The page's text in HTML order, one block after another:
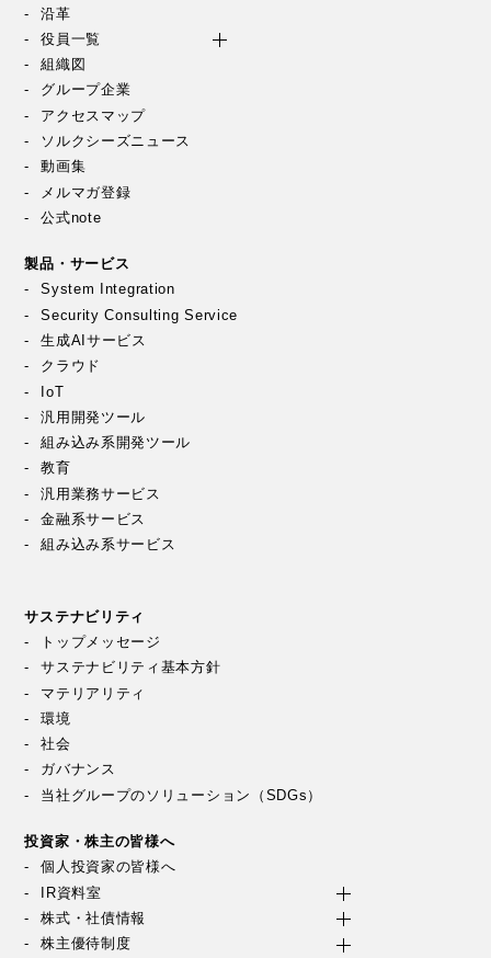
沿革
役員一覧
組織図
グループ企業
アクセスマップ
ソルクシーズニュース
動画集
メルマガ登録
公式note
製品・サービス
System Integration
Security Consulting Service
生成AIサービス
クラウド
IoT
汎用開発ツール
組み込み系開発ツール
教育
汎用業務サービス
金融系サービス
組み込み系サービス
サステナビリティ
トップメッセージ
サステナビリティ基本方針
マテリアリティ
環境
社会
ガバナンス
当社グループのソリューション（SDGs）
投資家・株主の皆様へ
個人投資家の皆様へ
IR資料室
株式・社債情報
株主優待制度